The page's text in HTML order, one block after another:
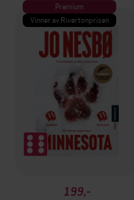
Premium
Vinner av Rivertonprisen
199,-